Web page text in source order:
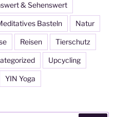
& Sehenswert
Basteln Natur
Reisen Tierschutz
Upcycling
YIN Yoga